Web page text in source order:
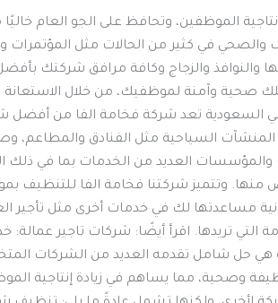
الموظفين، وتحافظ على الجو العام
في كثير من الحالات مثل المؤتمرات
والزجاج وكافة مرافق شركتك بأفضل
وآمنة لموظفيك، من خلال الاستعانة
السعودية تعد شركة فخامة الفا من أفضل
السياحية مثل الفنادق والمطاعم،
العديد من الخدمات بما في ذلك
منها. وتتميز شركتنا فخامة الفا
مساعدتها لك في خدمات أخرى مثل
على الرقم 0564444357 وطلب الخدمة التي تريدها. اقرأ
حل شامل تقدمه العديد من الشركات
وصحية، مما يساهم في زيادة